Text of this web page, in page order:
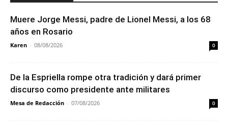
Muere Jorge Messi, padre de Lionel Messi, a los 68
años en Rosario
Karen - 08/08/2026 0
De la Espriella rompe otra tradición y dará primer
discurso como presidente ante militares
Mesa de Redacción - 07/08/2026 0